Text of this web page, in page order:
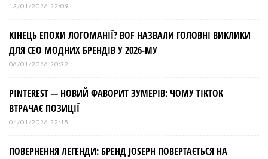
13/01/2026 22:09
КІНЕЦЬ ЕПОХИ ЛОГОМАНІЇ? BOF НАЗВАЛИ ГОЛОВНІ ВИКЛИКИ
ДЛЯ СЕО МОДНИХ БРЕНДІВ У 2026-МУ
06/01/2026 20:32
PINTEREST — НОВИЙ ФАВОРИТ ЗУМЕРІВ: ЧОМУ TIKTOK
ВТРАЧАЄ ПОЗИЦІЇ
04/01/2026 22:15
ПОВЕРНЕННЯ ЛЕГЕНДИ: БРЕНД JOSEPH ПОВЕРТАЄТЬСЯ НА